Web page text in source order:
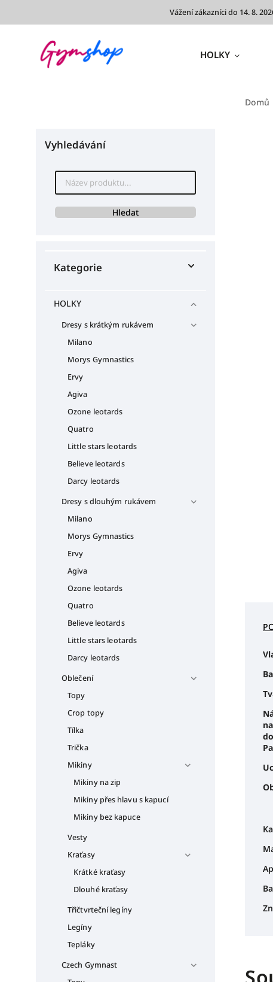
Vážení zákazníci do 14. 8.
HOLKY
Domů
Vyhledávání
Hledat
Kategorie
HOLKY
Dresy s krátkým rukávem
Milano
Morys Gymnastics
Ervy
Agiva
Ozone leotards
Quatro
Little stars leotards
Believe leotards
Darcy leotards
Dresy s dlouhým rukávem
Milano
Morys Gymnastics
Ervy
Agiva
Ozone leotards
Quatro
Believe leotards
Little stars leotards
Darcy leotards
Oblečení
Topy
Crop topy
Tílka
Trička
Mikiny
Mikiny na zip
Mikiny přes hlavu s kapucí
Mikiny bez kapuce
Vesty
Kraťasy
Krátké kraťasy
Dlouhé kraťasy
Třičtvrteční legíny
Legíny
Tepláky
Czech Gymnast